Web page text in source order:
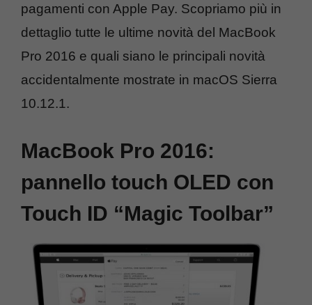
pagamenti con Apple Pay. Scopriamo più in
dettaglio tutte le ultime novità del MacBook
Pro 2016 e quali siano le principali novità
accidentalmente mostrate in macOS Sierra
10.12.1.
MacBook Pro 2016:
pannello touch OLED con
Touch ID “Magic Toolbar”